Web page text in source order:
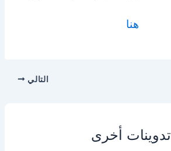
هنا
التالي
تدوينات أخرى